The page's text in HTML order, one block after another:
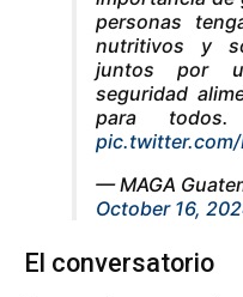
personas
nutritivos y
juntos por
seguridad
para
pic.twitter.com/
— MAGA
October 16,
El conversatorio